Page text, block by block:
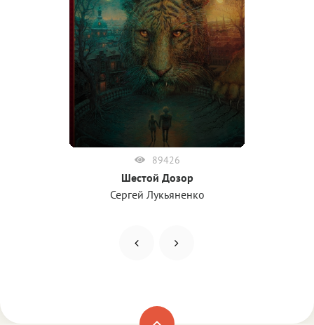
89426
Шестой Дозор
Сергей Лукьяненко